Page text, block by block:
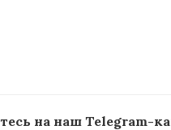
на наш Telegram-